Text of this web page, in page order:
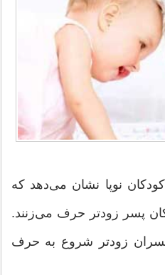
نوپا نشان می‌دهد که
پسر زودتر حرف می‌زنند.
زودتر شروع به حرف